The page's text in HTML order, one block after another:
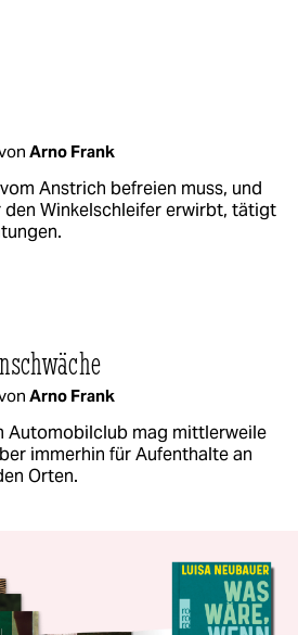
Arno Frank
Anstrich befreien muss, und
den Winkelschleifer erwirbt, tätigt
Arno Frank
Automobilclub mag mittlerweile
immerhin für Aufenthalte an
Orten.